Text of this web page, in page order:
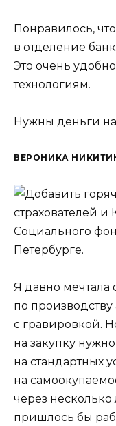
Понравилось,
в отделение
Это очень
технологиям.
Нужны деньги
ВЕРОНИКА
Я давно мечтала
по
с гравировкой.
на закупку
на стандартных
на
через несколько
пришлось бы